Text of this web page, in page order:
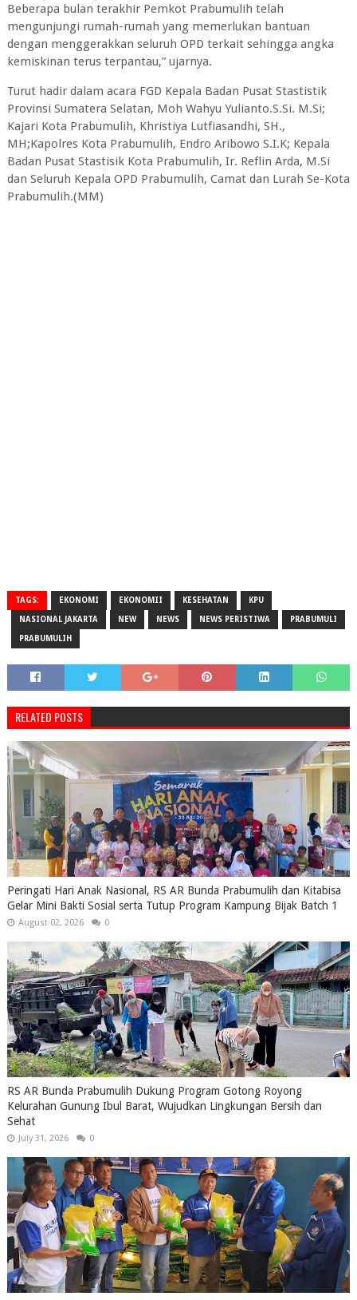
Beberapa bulan terakhir Pemkot Prabumulih telah
mengunjungi rumah-rumah yang memerlukan bantuan
dengan menggerakkan seluruh OPD terkait sehingga angka
kemiskinan terus terpantau,” ujarnya.
Turut hadir dalam acara FGD Kepala Badan Pusat Stastistik
Provinsi Sumatera Selatan, Moh Wahyu Yulianto.S.Si. M.Si;
Kajari Kota Prabumulih, Khristiya Lutfiasandhi, SH.,
MH;Kapolres Kota Prabumulih, Endro Aribowo S.I.K; Kepala
Badan Pusat Stastisik Kota Prabumulih, Ir. Reflin Arda, M.Si
dan Seluruh Kepala OPD Prabumulih, Camat dan Lurah Se-Kota
Prabumulih.(MM)
TAGS: EKONOMI EKONOMII KESEHATAN KPU
NASIONAL JAKARTA NEW NEWS NEWS PERISTIWA PRABUMULI
PRABUMULIH
RELATED POSTS
Peringati Hari Anak Nasional, RS AR Bunda Prabumulih dan Kitabisa
Gelar Mini Bakti Sosial serta Tutup Program Kampung Bijak Batch 1
August 02, 2026 0
RS AR Bunda Prabumulih Dukung Program Gotong Royong
Kelurahan Gunung Ibul Barat, Wujudkan Lingkungan Bersih dan
Sehat
July 31, 2026 0